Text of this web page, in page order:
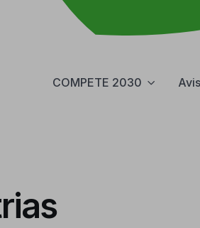
COMPETE 2030